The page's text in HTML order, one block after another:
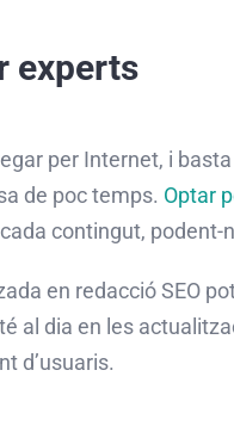
experts
per Internet, i
de poc temps. Optar
contingut, podent-
en redaccióSEO
al dia en les
d’usuaris.